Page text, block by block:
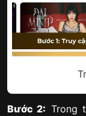
Bước 2: Trong